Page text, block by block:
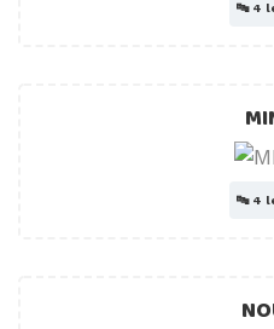
🔤 4
🔤 4